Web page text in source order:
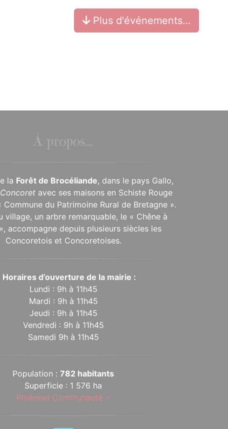
Plus d'événements…
À propos...
la Forêt de Brocéliande, dans le pays Gallo,
Concoret avec ses maisons en Schiste Rouge
Commune du Patrimoine Rural de Bretagne ».
village, un arbre remarquable, le « Chêne à
accompagne depuis plusieurs siècles les
Concoretois et Concoretoises.
Horaires d’ouverture de la mairie :
Lundi : 9h à 11h45
Mardi : 9h à 11h45
Jeudi : 9h à 11h45
Vendredi : 9h à 11h45
Samedi 9h à 11h45
Population :782 habitants
Superficie : 1 576 ha
Ploërmel Communauté